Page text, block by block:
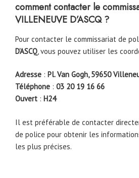
comment contacter le
VILLENEUVE D’ASCQ?
Pour contacter le commissariat de
D’ASCQ , vous pouvez utiliser les
Adresse : Pl. Van Gogh, 59650
Téléphone : 03 20 19 16 66
Ouvert : H24
Il est préférable de contacter
de police pour obtenir les
les plus précises.